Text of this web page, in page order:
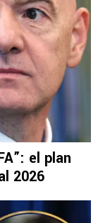
el plan
2026